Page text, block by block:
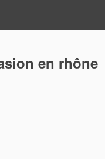
en rhône